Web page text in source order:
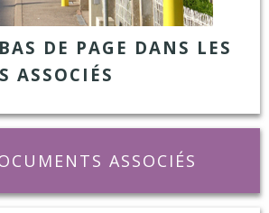
DE PAGE DANS LES
ASSOCIÉS
ASSOCIÉS